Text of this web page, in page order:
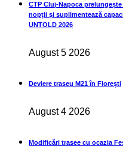
CTP Cluj-Napoca
nopții și suplimentează
UNTOLD 2026
August 5 2026
Deviere traseu M21 în Florești
August 4 2026
Modificări trasee cu ocazia